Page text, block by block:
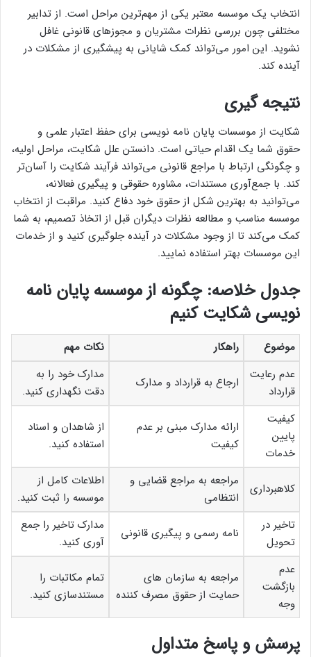
انتخاب یک موسسه معتبر یکی از مهم‌ترین مراحل است. از تدابیر
مختلفی چون بررسی نظرات مشتریان و مجوزهای قانونی غافل
نشوید. این امور می‌تواند کمک شایانی به پیشگیری از مشکلات در
آینده کند.
نتیجه گیری
شکایت از موسسات پایان نامه نویسی برای حفظ اعتبار علمی و
حقوق شما یک اقدام حیاتی است. دانستن علل شکایت، مراحل اولیه،
و چگونگی ارتباط با مراجع قانونی می‌تواند فرآیند شکایت را آسان‌تر
کند. با جمع‌آوری مستندات، مشاوره حقوقی و پیگیری فعالانه،
می‌توانید به بهترین شکل از حقوق خود دفاع کنید. مراقبت از انتخاب
موسسه مناسب و مطالعه نظرات دیگران قبل از اتخاذ تصمیم، به شما
کمک می‌کند تا از وجود مشکلات در آینده جلوگیری کنید و از خدمات
این موسسات بهتر استفاده نمایید.
جدول خلاصه: چگونه از موسسه پایان نامه
نویسی شکایت کنیم
موضوع راهکار
نکات مهم
عدم رعایت
قرارداد
ارجاع به قرارداد و مدارک
مدارک خود را به
دقت نگهداری کنید.
کیفیت
پایین
خدمات
ارائه مدارک مبنی بر عدم
کیفیت
از شاهدان و اسناد
استفاده کنید.
کلاهبرداری
مراجعه به مراجع قضایی و
انتظامی
اطلاعات کامل از
موسسه را ثبت کنید.
تاخیر در
تحویل
نامه رسمی و پیگیری قانونی
مدارک تاخیر را جمع
آوری کنید.
عدم
بازگشت
وجه
مراجعه به سازمان های
حمایت از حقوق مصرف کننده
تمام مکاتبات را
مستندسازی کنید.
پرسش و پاسخ متداول